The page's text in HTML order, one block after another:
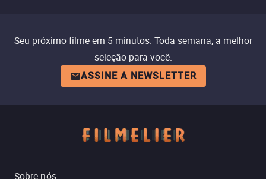
Seu próximo filme em 5 minutos. Toda semana, a melhor
seleção para você.
ASSINE A NEWSLETTER
Sobre nós